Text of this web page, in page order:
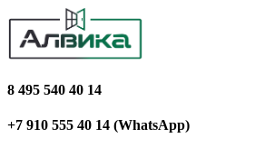
8 495 540 40 14
+7 910 555 40 14 (WhatsApp)